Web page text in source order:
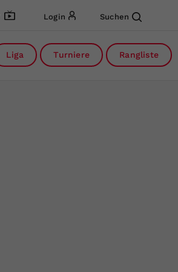
Login Suchen
Liga Turniere Rangliste